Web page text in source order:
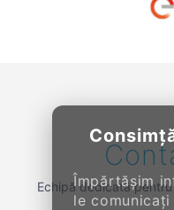
Împărtășim
le
Echipă dedicată